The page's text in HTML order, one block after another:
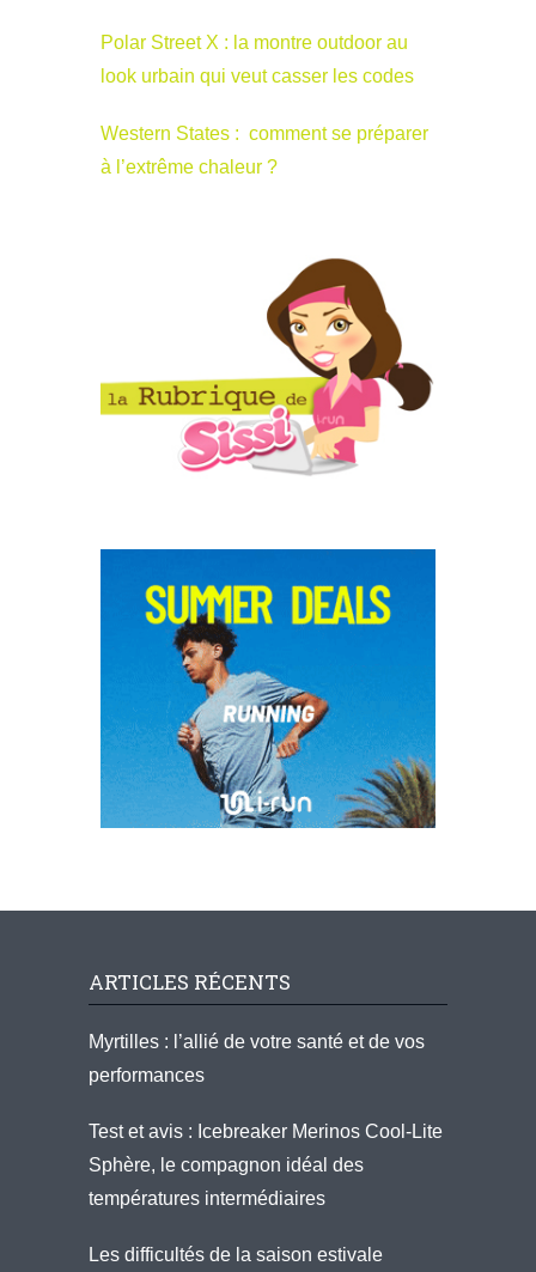
Polar Street X : la montre outdoor au
look urbain qui veut casser les codes
Western States : comment se préparer
à l’extrême chaleur ?
ARTICLES RÉCENTS
Myrtilles : l’allié de votre santé et de vos
performances
Test et avis : Icebreaker Merinos Cool-Lite
Sphère, le compagnon idéal des
températures intermédiaires
Les difficultés de la saison estivale